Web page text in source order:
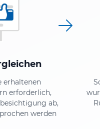
erhaltenen
erforderlich,
ab,
werden